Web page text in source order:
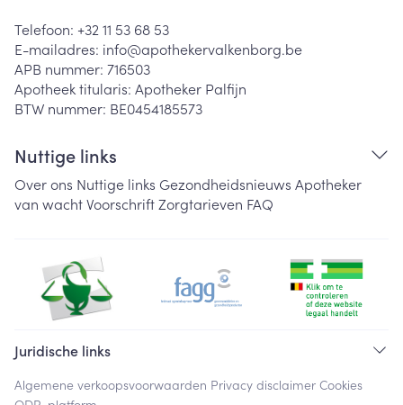
Telefoon: +32 11 53 68 53
E-mailadres: info@apothekervalkenborg.be
APB nummer: 716503
Apotheek titularis: Apotheker Palfijn
BTW nummer: BE0454185573
Nuttige links
Over ons Nuttige links Gezondheidsnieuws Apotheker
van wachtVoorschriftZorgtarieven FAQ
Juridische links
Algemene verkoopsvoorwaarden Privacy disclaimer Cookies